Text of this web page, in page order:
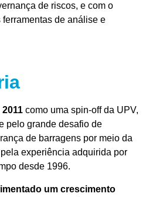
de riscos, e com o
de análise e
como uma spin-off da UPV,
pelo grande desafio de
de barragens por meio da
experiência adquirida por
desde 1996.
um crescimento